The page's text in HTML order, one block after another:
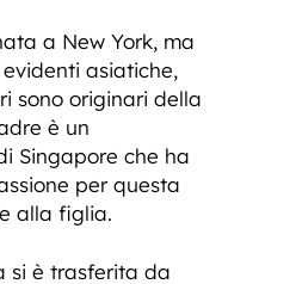
a New York, ma
asiatiche,
sono originari della
è un
Singapore che ha
per questa
alla figlia.
si è trasferita da